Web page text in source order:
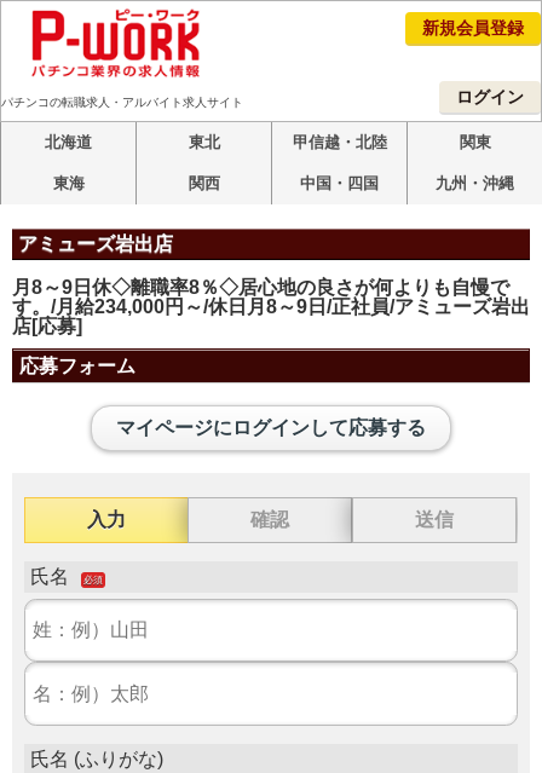
新規会員登録
ログイン
パチンコの転職求人・アルバイト求人サイト
北海道 東北 甲信越・北陸 関東
東海 関西 中国・四国 九州・沖縄
アミューズ岩出店
月8～9日休◇離職率8％◇居心地の良さが何よりも自慢で
す。/月給234,000円～/休日月8～9日/正社員/アミューズ岩出
店[応募]
応募フォーム
マイページにログインして応募する
入力 確認 送信
氏名 必須
氏名 (ふりがな)